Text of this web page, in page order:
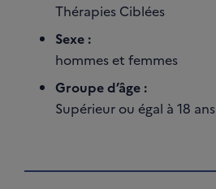
Thérapies Ciblées
Sexe :
hommes et femmes
Groupe d’âge :
Supérieur ou égal à 18 ans